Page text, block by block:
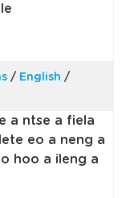
/ English /
a ntse a fiela
eo a neng a
hoo a ileng a